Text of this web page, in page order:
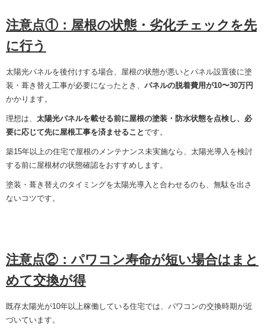
注意点①：屋根の状態・劣化チェックを先
に行う
太陽光パネルを後付けする場合、屋根の状態が悪いとパネル設置後に塗
装・葺き替え工事が必要になったとき、 パネルの脱着費用が10〜30万円
かかります。
理想は、 太陽光パネルを載せる前に屋根の塗装・防水状態を点検し、必
要に応じて先に屋根工事を済ませることです。
築15年以上の住宅で屋根のメンテナンス未実施なら、太陽光導入を検討
する前に屋根材の状態確認をおすすめします。
塗装・葺き替えのタイミングを太陽光導入と合わせるのも、無駄を出さ
ないコツです。
注意点②：パワコン寿命が短い場合はまと
めて交換が得
既存太陽光が10年以上稼働している住宅では、パワコンの交換時期が近
づいています。